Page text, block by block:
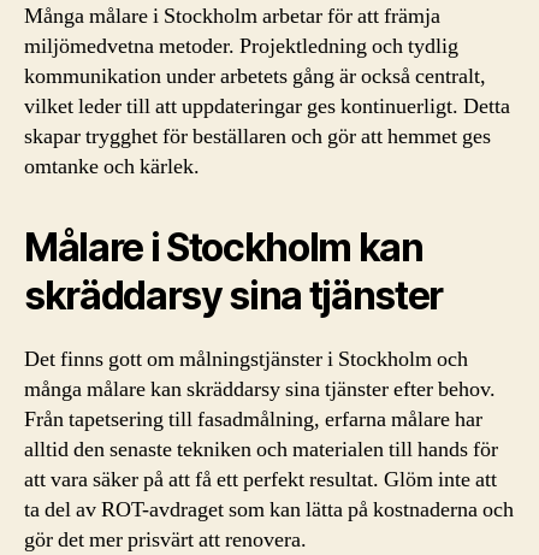
Många målare i Stockholm arbetar för att främja
miljömedvetna metoder. Projektledning och tydlig
kommunikation under arbetets gång är också centralt,
vilket leder till att uppdateringar ges kontinuerligt. Detta
skapar trygghet för beställaren och gör att hemmet ges
omtanke och kärlek.
Målare i Stockholm kan
skräddarsy sina tjänster
Det finns gott om målningstjänster i Stockholm och
många målare kan skräddarsy sina tjänster efter behov.
Från tapetsering till fasadmålning, erfarna målare har
alltid den senaste tekniken och materialen till hands för
att vara säker på att få ett perfekt resultat. Glöm inte att
ta del av ROT-avdraget som kan lätta på kostnaderna och
gör det mer prisvärt att renovera.